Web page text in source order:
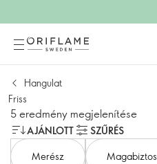
Hangulat
Friss
5 eredmény megjelenítése
AJÁNLOTT
SZŰRÉS
Merész
Magabiztos